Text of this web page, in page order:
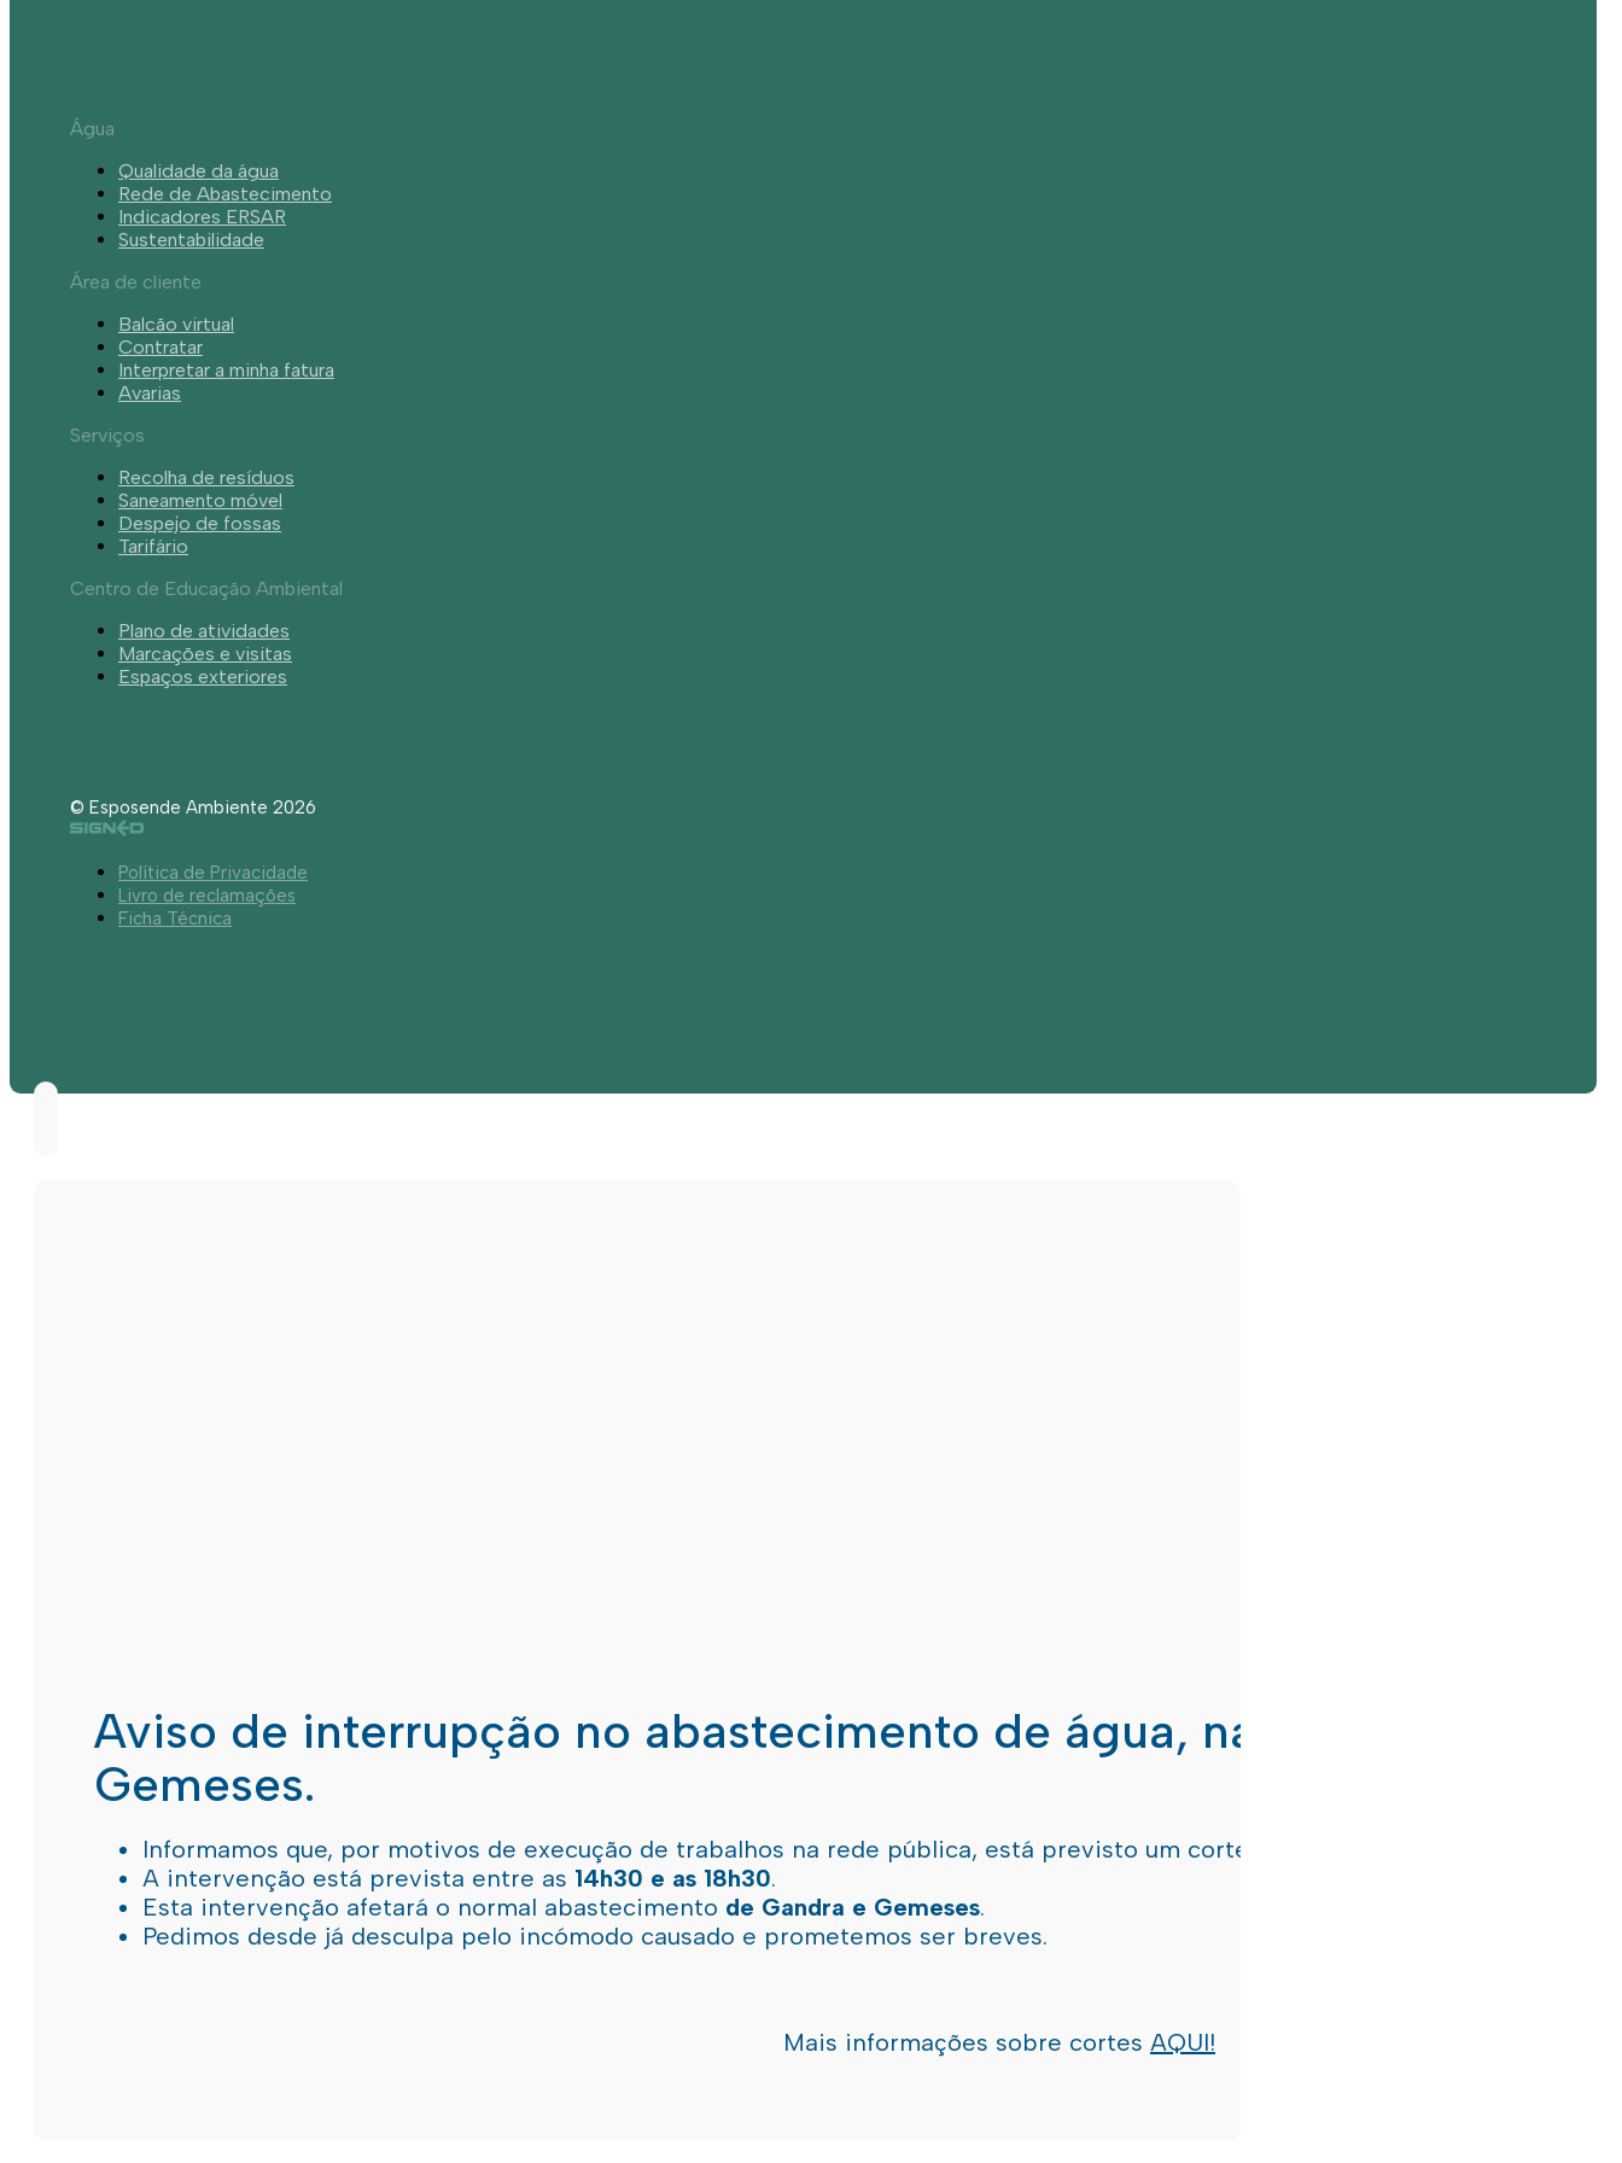
Água
Qualidade da água
Rede de Abastecimento
Indicadores ERSAR
Sustentabilidade
Área de cliente
Balcão virtual
Contratar
Interpretar a minha fatura
Avarias
Serviços
Recolha de resíduos
Saneamento móvel
Despejo de fossas
Tarifário
Centro de Educação Ambiental
Plano de atividades
Marcações e visitas
Espaços exteriores
© Esposende Ambiente 2026
Política de Privacidade
Livro de reclamações
Ficha Técnica
Aviso de interrupção no abastecimento de água, nas freguesias de
Gemeses.
Informamos que, por motivos de execução de trabalhos na rede pública, está previsto um corte de água
A intervenção está prevista entre as 14h30 e as 18h30.
Esta intervenção afetará o normal abastecimento de Gandra e Gemeses.
Pedimos desde já desculpa pelo incómodo causado e prometemos ser breves.
Mais informações sobre cortes AQUI!